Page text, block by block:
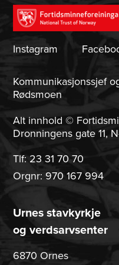
Instagram
Kommunikasjonssjef
Rødsmoen
Alt innhold ©
Dronningens gate 11,
Tlf: 23 31 70 70
Orgnr: 970 167 994
Urnes stavkyrkje
og verdsarvsenter
6870 Ornes